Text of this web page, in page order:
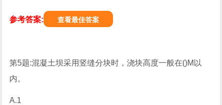
参考答案: 查看最佳答案
第5题:混凝土坝采用竖缝分块时，浇块高度一般在()M以
内。
A.1